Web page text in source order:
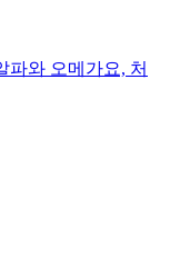
파와 오메가요, 처